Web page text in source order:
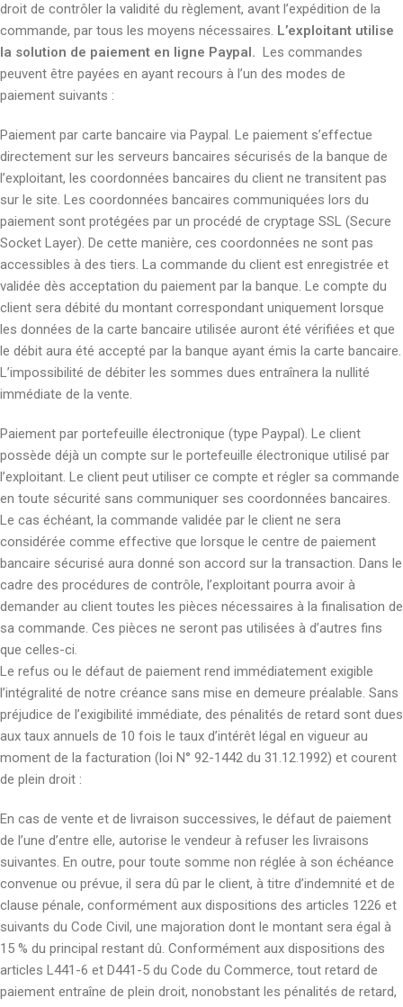
droit de contrôler la validité du règlement, avant l’expédition de la
commande, par tous les moyens nécessaires. L’exploitant utilise
la solution de paiement en ligne Paypal. Les commandes
peuvent être payées en ayant recours à l’un des modes de
paiement suivants :
Paiement par carte bancaire via Paypal. Le paiement s’effectue
directement sur les serveurs bancaires sécurisés de la banque de
l’exploitant, les coordonnées bancaires du client ne transitent pas
sur le site. Les coordonnées bancaires communiquées lors du
paiement sont protégées par un procédé de cryptage SSL (Secure
Socket Layer). De cette manière, ces coordonnées ne sont pas
accessibles à des tiers. La commande du client est enregistrée et
validée dès acceptation du paiement par la banque. Le compte du
client sera débité du montant correspondant uniquement lorsque
les données de la carte bancaire utilisée auront été vérifiées et que
le débit aura été accepté par la banque ayant émis la carte bancaire.
L’impossibilité de débiter les sommes dues entraînera la nullité
immédiate de la vente.
Paiement par portefeuille électronique (type Paypal). Le client
possède déjà un compte sur le portefeuille électronique utilisé par
l’exploitant. Le client peut utiliser ce compte et régler sa commande
en toute sécurité sans communiquer ses coordonnées bancaires.
Le cas échéant, la commande validée par le client ne sera
considérée comme effective que lorsque le centre de paiement
bancaire sécurisé aura donné son accord sur la transaction. Dans le
cadre des procédures de contrôle, l’exploitant pourra avoir à
demander au client toutes les pièces nécessaires à la finalisation de
sa commande. Ces pièces ne seront pas utilisées à d’autres fins
que celles-ci.
Le refus ou le défaut de paiement rend immédiatement exigible
l’intégralité de notre créance sans mise en demeure préalable. Sans
préjudice de l’exigibilité immédiate, des pénalités de retard sont dues
aux taux annuels de 10 fois le taux d’intérêt légal en vigueur au
moment de la facturation (loi N° 92-1442 du 31.12.1992) et courent
de plein droit :
En cas de vente et de livraison successives, le défaut de paiement
de l’une d’entre elle, autorise le vendeur à refuser les livraisons
suivantes. En outre, pour toute somme non réglée à son échéance
convenue ou prévue, il sera dû par le client, à titre d’indemnité et de
clause pénale, conformément aux dispositions des articles 1226 et
suivants du Code Civil, une majoration dont le montant sera égal à
15 % du principal restant dû. Conformément aux dispositions des
articles L441-6 et D441-5 du Code du Commerce, tout retard de
paiement entraîne de plein droit, nonobstant les pénalités de retard,